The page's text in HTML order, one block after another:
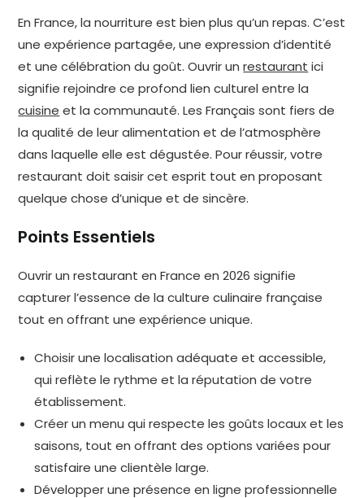
En France, la nourriture est bien plus qu’un repas. C’est
une expérience partagée, une expression d’identité
et une célébration du goût. Ouvrir unrestaurant ici
signifie rejoindre ce profond lien culturel entre la
cuisine et la communauté. Les Français sont fiers de
la qualité de leur alimentation et de l’atmosphère
dans laquelle elle est dégustée. Pour réussir, votre
restaurant doit saisir cet esprit tout en proposant
quelque chose d’unique et de sincère.
Points Essentiels
Ouvrir un restaurant en France en 2026 signifie
capturer l’essence de la culture culinaire française
tout en offrant une expérience unique.
Choisir une localisation adéquate et accessible,
qui reflète le rythme et la réputation de votre
établissement.
Créer un menu qui respecte les goûts locaux et les
saisons, tout en offrant des options variées pour
satisfaire une clientèle large.
Développer une présence en ligne professionnelle